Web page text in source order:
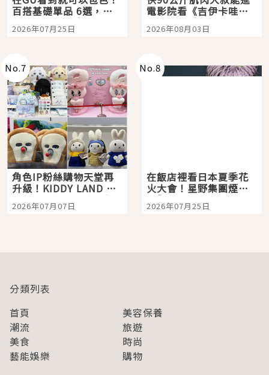
百搭基礎單品 6選，閉
眼全收也不心疼
2026年07月25日
電影院看《吉伊卡哇》
嗎？日本重金屬樂團
「打首」會長與nagano
2026年08月03日
No.7
角色IP粉絲購物天堂再
升級！KIDDY LAND 原
宿店吉伊卡哇迎客，新
開幕 OMOKADO 店3分
2026年07月07日
No.8
在飯店裡看日本夏季花
火大會！星野集團煙火
景觀飯店6選，讓你不用
人擠人悠閒欣賞
2026年07月25日
分類列表
首頁
美容保養
潮流
旅遊
美食
時尚
藝能娛樂
購物